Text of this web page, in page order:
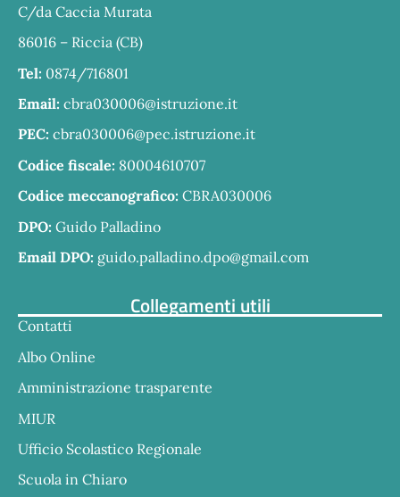
C/da Caccia Murata
86016 – Riccia (CB)
Tel: 0874/716801
Email: cbra030006@istruzione.it
PEC: cbra030006@pec.istruzione.it
Codice fiscale: 80004610707
Codice meccanografico: CBRA030006
DPO: Guido Palladino
Email DPO: guido.palladino.dpo@gmail.com
Collegamenti utili
Contatti
Albo Online
Amministrazione trasparente
MIUR
Ufficio Scolastico Regionale
Scuola in Chiaro